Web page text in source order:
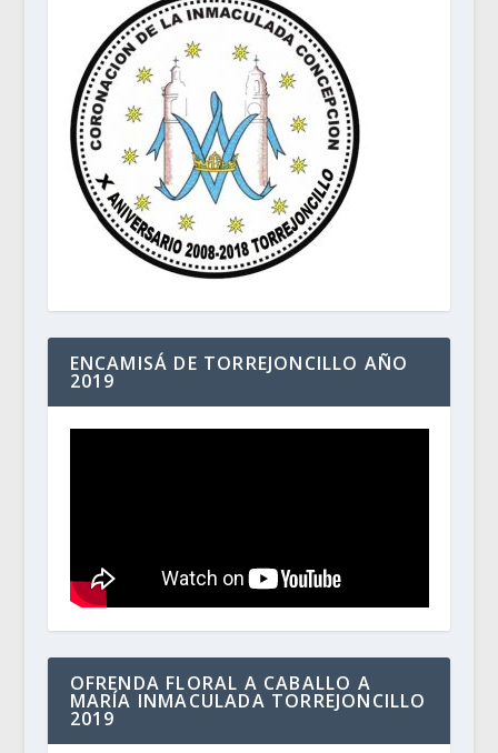
ENCAMISÁ DE TORREJONCILLO AÑO
2019
OFRENDA FLORAL A CABALLO A
MARÍA INMACULADA TORREJONCILLO
2019